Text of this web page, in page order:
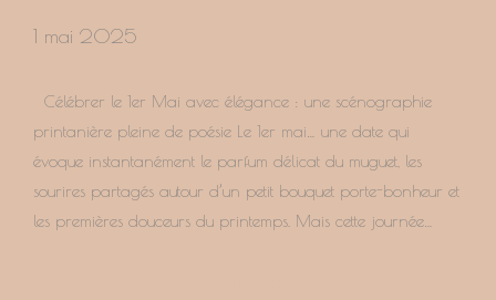
1 mai 2025
Célébrer le 1er Mai avec élégance : une scénographie
printanière pleine de poésie Le 1er mai… une date qui
évoque instantanément le parfum délicat du muguet, les
sourires partagés autour d’un petit bouquet porte-bonheur et
les premières douceurs du printemps. Mais cette journée